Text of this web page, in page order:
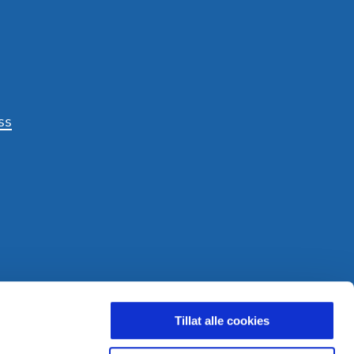
Tillat alle cookies